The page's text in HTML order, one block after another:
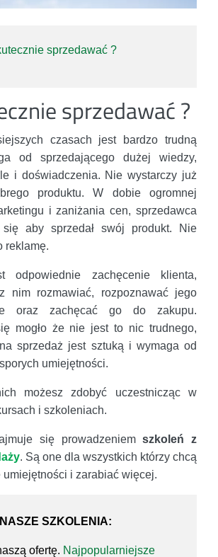
sprzedawać ?
sprzedawać ?
czasach jest bardzo trudną
od sprzedającego dużej wiedzy,
i doświadczenia. Nie wystarczy już
produktu. W dobie ogromnej
i zaniżania cen, sprzedawca
się aby sprzedał swój produkt. Nie
reklamę.
odpowiednie zachęcenie klienta,
nim rozmawiać, rozpoznawać jego
oraz zachęcać go do zakupu.
mogło że nie jest to nic trudnego,
sprzedaż jest sztuką i wymaga od
umiejętności.
możesz zdobyć uczestnicząc w
i szkoleniach.
się prowadzeniemszkoleń z
. Są one dla wszystkich którzy chcą
i zarabiać więcej.
SZKOLENIA:
ofertę. Najpopularniejsze